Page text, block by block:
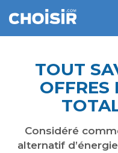
TOUT
OFFRES
Considéré
alternatif